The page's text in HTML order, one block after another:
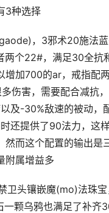
3种选择
，3邪术20施法
两个22#，满足30全抗
增加700的ar，戒指配
伤害，需要配合减抗
及-30%敌速的被动，
还提供了90法力，这
然而这个配置的输出是
附属增益多
卫头镶嵌魔(mo)法珠
颗乌鸦也满足了补齐